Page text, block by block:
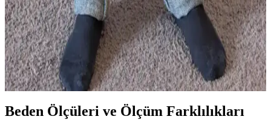
Oni 902 Dark Indigo Secret Denim: Yüksek Bel
Kesim ve Dayanıklı Kumaş Özellikleri
Oni 902 Dark Indigo Secret Denim, 20 oz ağırlığında dayanıklı ve
konforlu bir raw denim modelidir. Yüksek bel kesimi, kahverengi
iplik detayı ve kullanıcı dostu esneme özellikleriyle öne çıkar.
Beden Ölçüleri ve Ölçüm Farklılıkları